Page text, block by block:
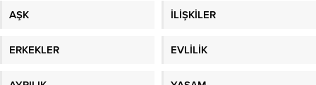
AŞK İLİŞKİLER
ERKEKLER EVLİLİK